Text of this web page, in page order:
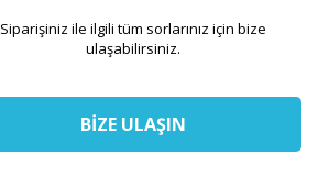
Siparişiniz ile ilgili tüm sorlarınız için bize
ulaşabilirsiniz.
BİZE ULAŞIN